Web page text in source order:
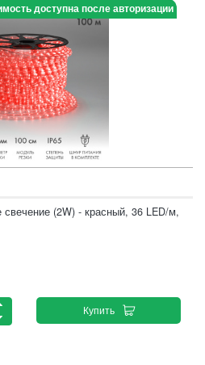
доступна после авторизации
(2W) - красный, 36 LED/м,
Купить